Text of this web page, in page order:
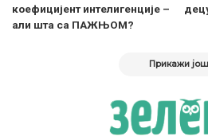
коефицијент интелигенције –
али шта са ПАЖЊОМ?
Прикажи још